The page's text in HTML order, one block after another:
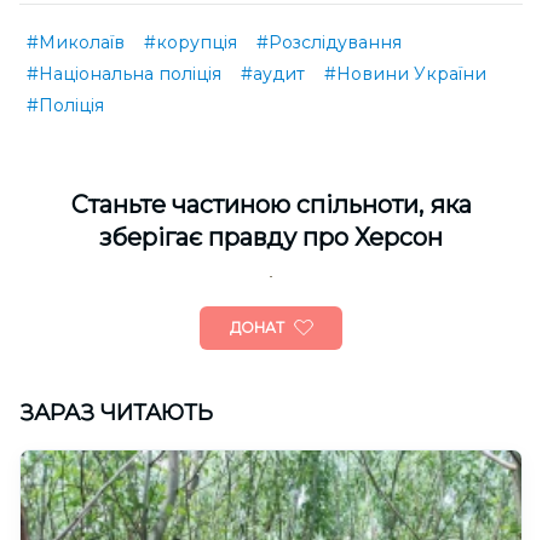
#Миколаїв #корупція
#Розслідування
#Національна поліція
#аудит
#Новини України
#Поліція
Cтаньте частиною спільноти, яка
зберігає правду про Херсон
ДОНАТ
ЗАРАЗ ЧИТАЮТЬ